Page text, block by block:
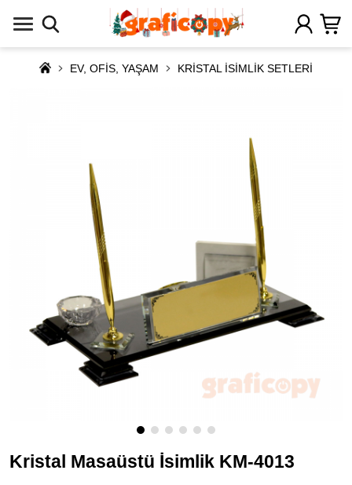
EV, OFİS, YAŞAM KRİSTAL İSİMLİK SETLERİ
Kristal Masaüstü İsimlik KM-4013